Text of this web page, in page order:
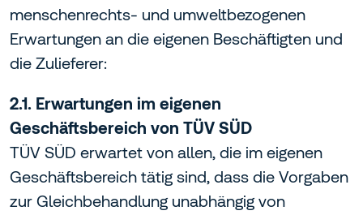
menschenrechts- und umweltbezogenen
Erwartungen an die eigenen Beschäftigten und
die Zulieferer:
2.1. Erwartungen im eigenen
Geschäftsbereich von TÜV SÜD
TÜV SÜD erwartet von allen, die im eigenen
Geschäftsbereich tätig sind, dass die Vorgaben
zur Gleichbehandlung unabhängig von